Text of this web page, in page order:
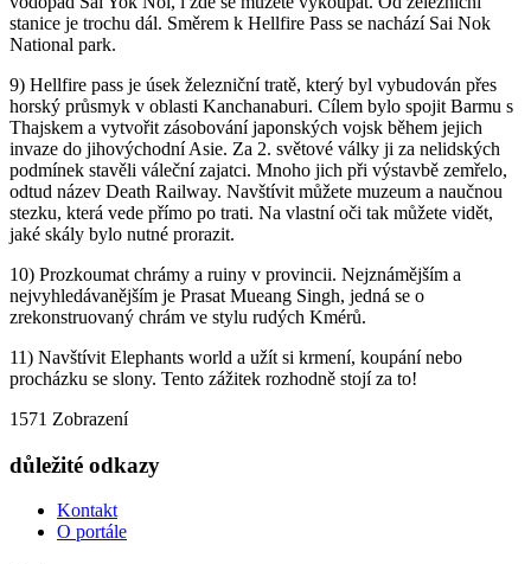
stanice je trochu dál. Směrem k Hellfire Pass se nachází Sai Nok
National park.
9) Hellfire pass je úsek železniční tratě, který byl vybudován přes
horský průsmyk v oblasti Kanchanaburi. Cílem bylo spojit Barmu s
Thajskem a vytvořit zásobování japonských vojsk během jejich
invaze do jihovýchodní Asie. Za 2. světové války ji za nelidských
podmínek stavěli váleční zajatci. Mnoho jich při výstavbě zemřelo,
odtud název Death Railway. Navštívit můžete muzeum a naučnou
stezku, která vede přímo po trati. Na vlastní oči tak můžete vidět,
jaké skály bylo nutné prorazit.
10) Prozkoumat chrámy a ruiny v provincii. Nejznámějším a
nejvyhledávanějším je Prasat Mueang Singh, jedná se o
zrekonstruovaný chrám ve stylu rudých Kmérů.
11) Navštívit Elephants world a užít si krmení, koupání nebo
procházku se slony. Tento zážitek rozhodně stojí za to!
1571 Zobrazení
důležité odkazy
Kontakt
O portále